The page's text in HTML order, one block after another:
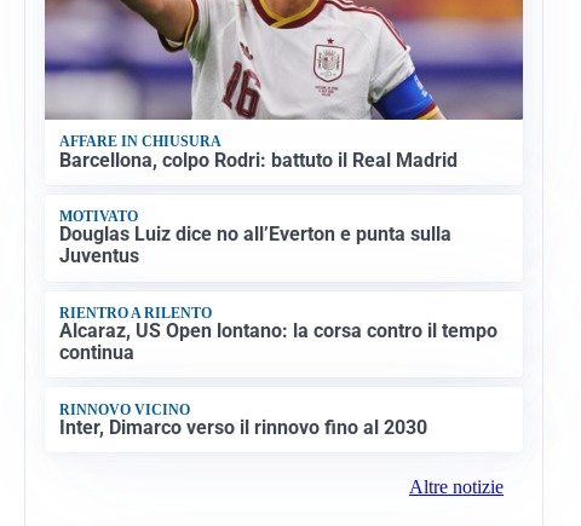
AFFARE IN CHIUSURA
Barcellona, colpo Rodri: battuto il Real Madrid
MOTIVATO
Douglas Luiz dice no all’Everton e punta sulla
Juventus
RIENTRO A RILENTO
Alcaraz, US Open lontano: la corsa contro il tempo
continua
RINNOVO VICINO
Inter, Dimarco verso il rinnovo fino al 2030
Altre notizie